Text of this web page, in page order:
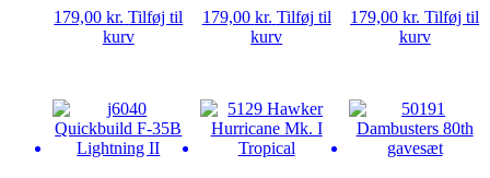
179,00kr. Tilføj til
kurv
179,00 kr. Tilføj til
kurv
179,00kr. Tilføj til
kurv